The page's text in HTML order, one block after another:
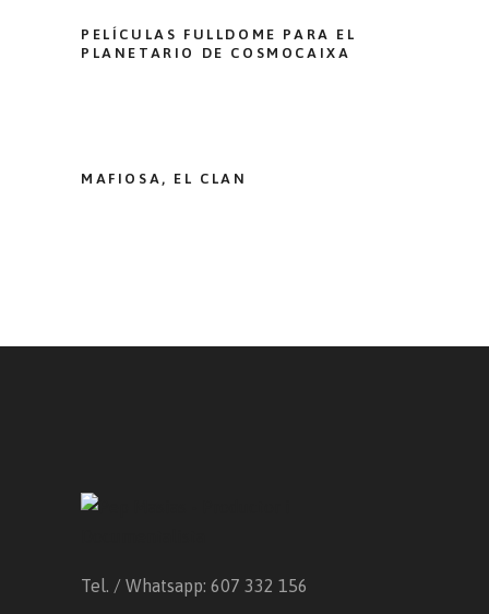
PELÍCULAS FULLDOME PARA EL
PLANETARIO DE COSMOCAIXA
MAFIOSA, EL CLAN
Tel. / Whatsapp: 607 332 156